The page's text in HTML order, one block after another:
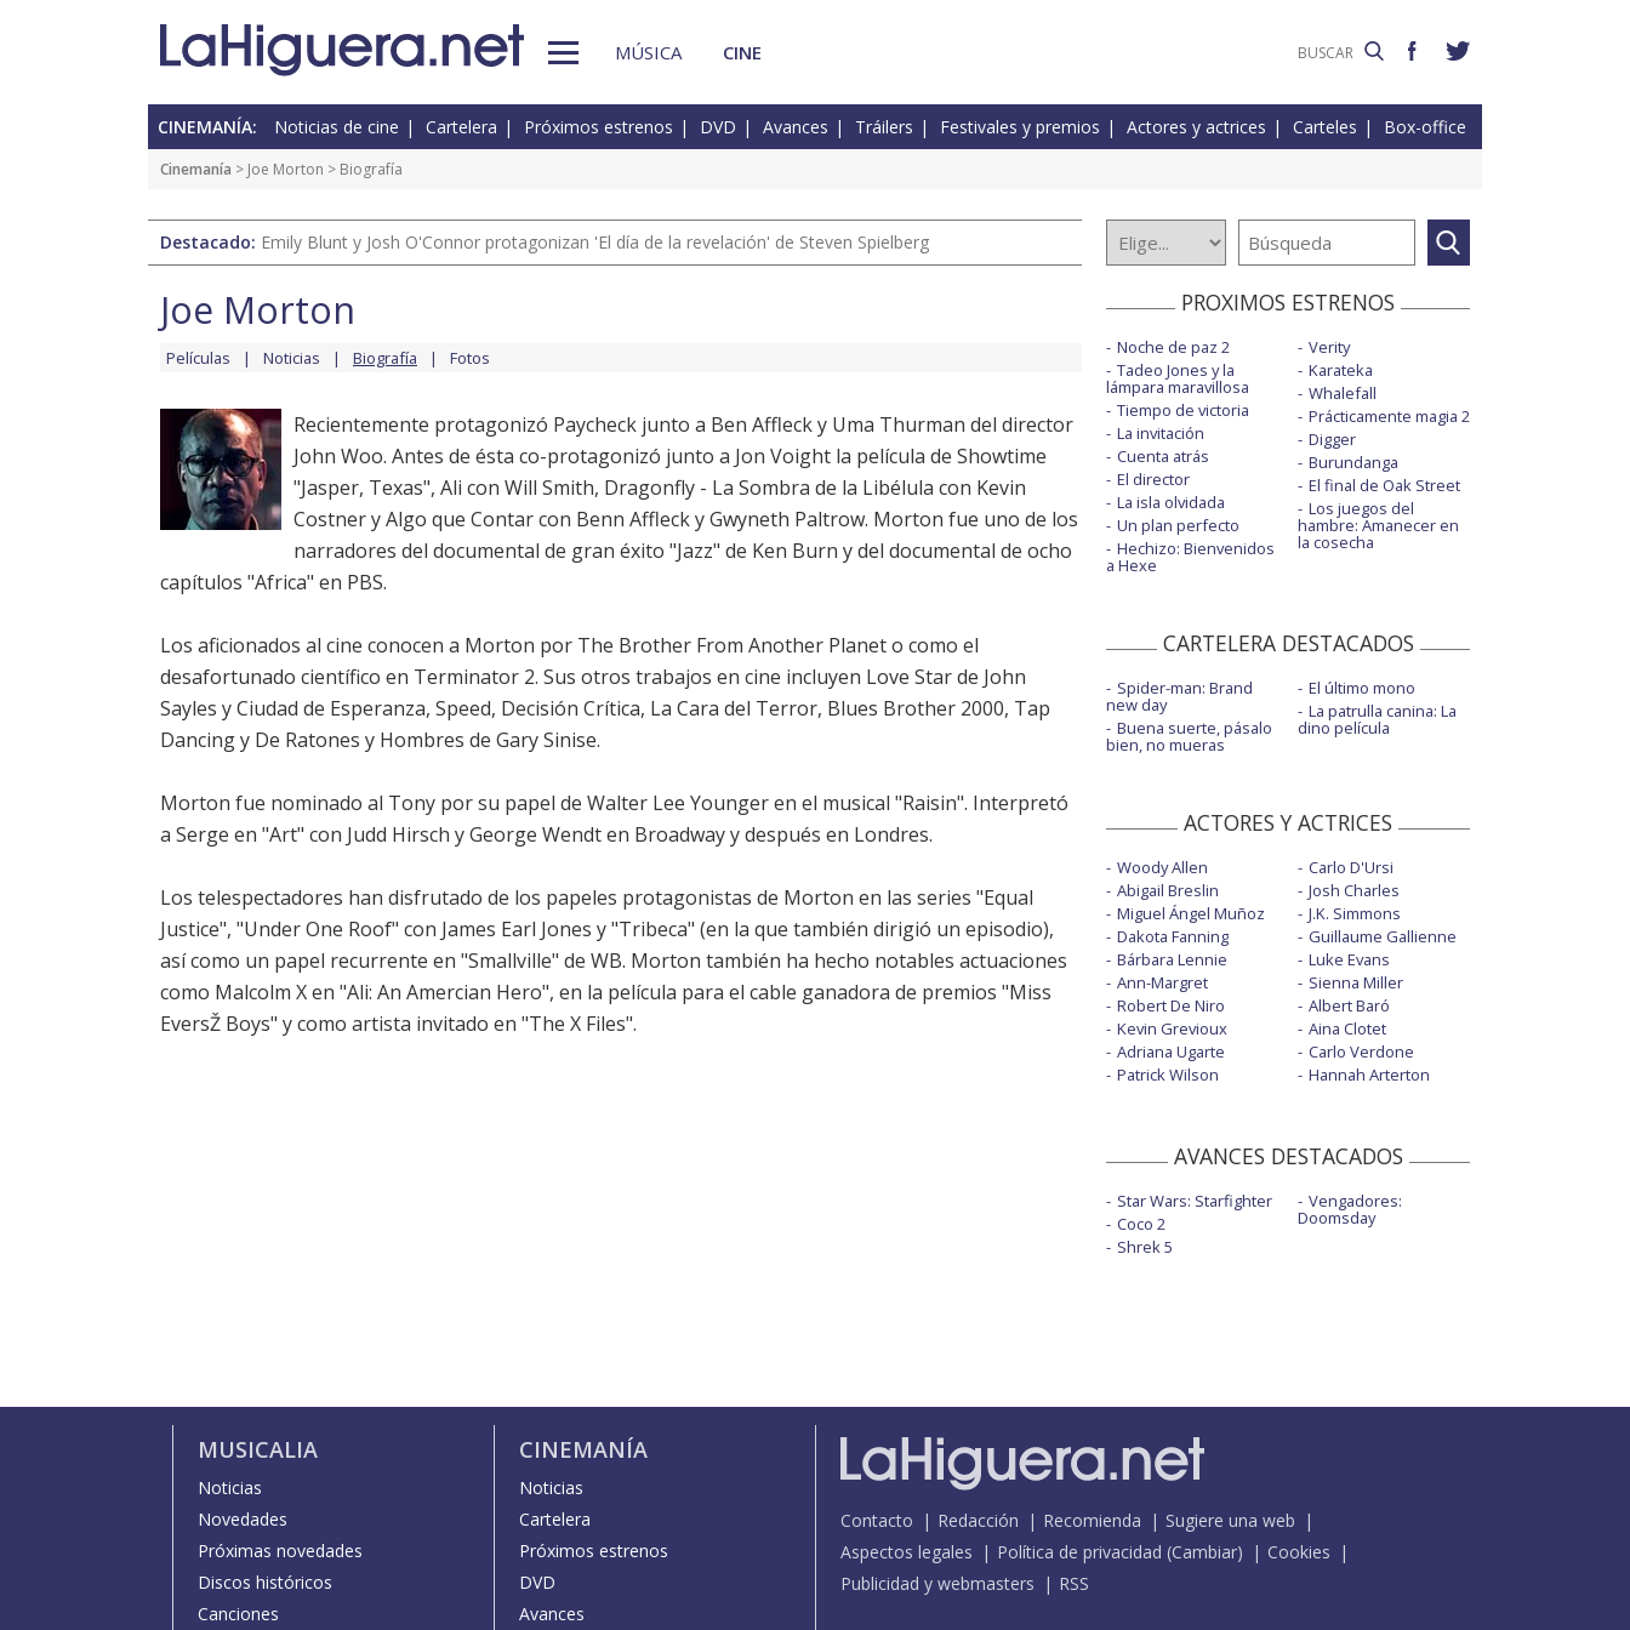
MÚSICA CINE
CINEMANÍA: Noticias de cine Cartelera Próximos estrenos DVD Avances Tráilers Festivales y premios Actores y actrices Carteles Box-office
Cinemanía > Joe Morton > Biografía
Destacado: Emily Blunt y Josh O'Connor protagonizan 'El día de la revelación' de Steven Spielberg
Joe Morton
Películas Noticias Biografía Fotos
Recientemente protagonizó Paycheck junto a Ben Affleck y Uma Thurman del director
John Woo. Antes de ésta co-protagonizó junto a Jon Voight la película de Showtime
"Jasper, Texas", Ali con Will Smith, Dragonfly - La Sombra de la Libélula con Kevin
Costner y Algo que Contar con Benn Affleck y Gwyneth Paltrow. Morton fue uno de los
narradores del documental de gran éxito "Jazz" de Ken Burn y del documental de ocho
capítulos "Africa" en PBS.
Los aficionados al cine conocen a Morton por The Brother From Another Planet o como el
desafortunado científico en Terminator 2. Sus otros trabajos en cine incluyen Love Star de John
Sayles y Ciudad de Esperanza, Speed, Decisión Crítica, La Cara del Terror, Blues Brother 2000, Tap
Dancing y De Ratones y Hombres de Gary Sinise.
Morton fue nominado al Tony por su papel de Walter Lee Younger en el musical "Raisin". Interpretó
a Serge en "Art" con Judd Hirsch y George Wendt en Broadway y después en Londres.
Los telespectadores han disfrutado de los papeles protagonistas de Morton en las series "Equal
Justice", "Under One Roof" con James Earl Jones y "Tribeca" (en la que también dirigió un episodio),
así como un papel recurrente en "Smallville" de WB. Morton también ha hecho notables actuaciones
como Malcolm X en "Ali: An Amercian Hero", en la película para el cable ganadora de premios "Miss
EversŽ Boys" y como artista invitado en "The X Files".
PROXIMOS ESTRENOS
Noche de paz 2
Tadeo Jones y la
lámpara maravillosa
Tiempo de victoria
La invitación
Cuenta atrás
El director
La isla olvidada
Un plan perfecto
Hechizo: Bienvenidos
a Hexe
Verity
Karateka
Whalefall
Prácticamente magia 2
Digger
Burundanga
El final de Oak Street
Los juegos del
hambre: Amanecer en
la cosecha
CARTELERA DESTACADOS
Spider-man: Brand
new day
Buena suerte, pásalo
bien, no mueras
El último mono
La patrulla canina: La
dino película
ACTORES Y ACTRICES
Woody Allen
Abigail Breslin
Miguel Ángel Muñoz
Dakota Fanning
Bárbara Lennie
Ann-Margret
Robert De Niro
Kevin Grevioux
Adriana Ugarte
Patrick Wilson
Carlo D'Ursi
Josh Charles
J.K. Simmons
Guillaume Gallienne
Luke Evans
Sienna Miller
Albert Baró
Aina Clotet
Carlo Verdone
Hannah Arterton
AVANCES DESTACADOS
Star Wars: Starfighter
Coco 2
Shrek 5
Vengadores:
Doomsday
MUSICALIA
Noticias
Novedades
Próximas novedades
Discos históricos
Canciones
CINEMANÍA
Noticias
Cartelera
Próximos estrenos
DVD
Avances
Contacto Redacción Recomienda
Sugiere una web
Aspectos legales
Política de privacidad (Cambiar)
Cookies
Publicidad y webmasters
RSS